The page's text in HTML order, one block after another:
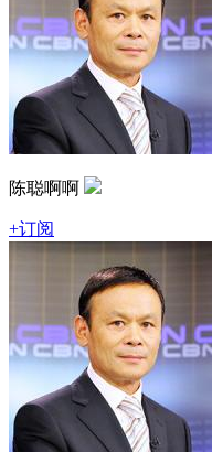
陈聪啊啊
+订阅